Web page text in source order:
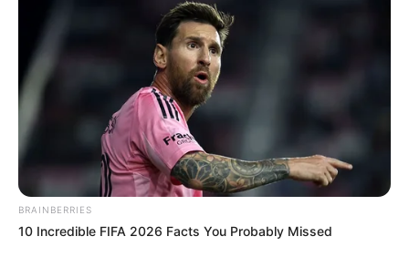
BRAINBERRIES
10 Incredible FIFA 2026 Facts You Probably Missed